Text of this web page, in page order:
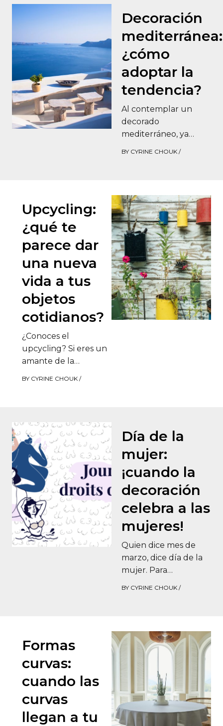
Decoración
mediterránea:
¿cómo
adoptar la
tendencia?
Al contemplar un
decorado
mediterráneo, ya
puedes oír el canto
BY CYRINE CHOUK /
Upcycling:
¿qué te
parece dar
una nueva
vida a tus
objetos
cotidianos?
¿Conoces el
upcycling? Si eres un
amante de la
decoración slow y
BY CYRINE CHOUK /
Día de la
mujer:
¡cuando la
decoración
celebra a las
mujeres!
Quien dice mes de
marzo, dice día de la
mujer. Para
BY CYRINE CHOUK /
Formas
curvas:
cuando las
curvas
llegan a tu